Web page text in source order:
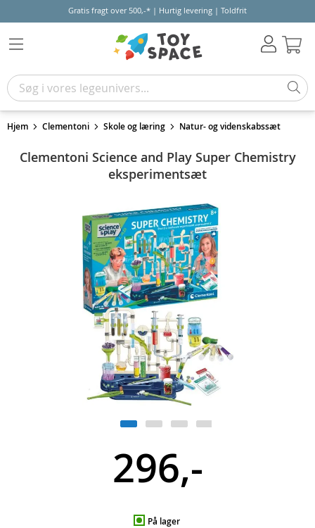
Gratis fragt over 500,-* | Hurtig levering | Toldfrit
Hjem Clementoni Skole og læring Natur- og videnskabssæt
Clementoni Science and Play Super Chemistry
eksperimentsæt
296,-
På lager